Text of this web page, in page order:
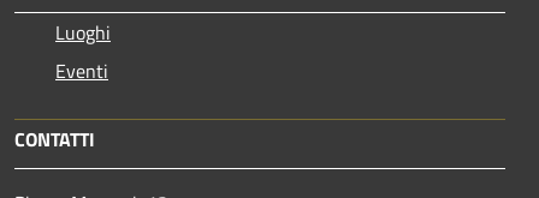
Luoghi
Eventi
CONTATTI